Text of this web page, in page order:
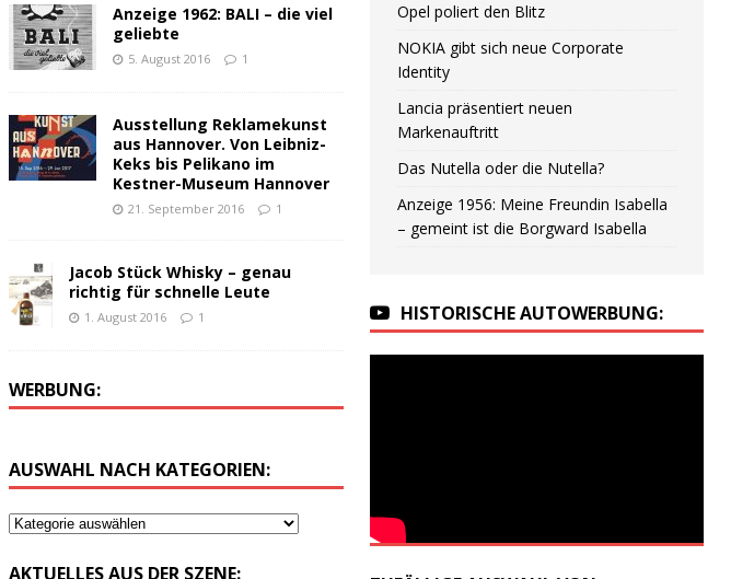
Anzeige 1962: BALI – die viel
geliebte
5. August 2016 1
Ausstellung Reklamekunst
aus Hannover. Von Leibniz-
Keks bis Pelikano im
Kestner-Museum Hannover
21. September 2016 1
Jacob Stück Whisky – genau
richtig für schnelle Leute
1. August 2016 1
WERBUNG:
AUSWAHL NACH KATEGORIEN:
AKTUELLES AUS DER SZENE:
Opel poliert den Blitz
NOKIA gibt sich neue Corporate
Identity
Lancia präsentiert neuen
Markenauftritt
Das Nutella oder die Nutella?
Anzeige 1956: Meine Freundin Isabella
– gemeint ist die Borgward Isabella
HISTORISCHE AUTOWERBUNG: